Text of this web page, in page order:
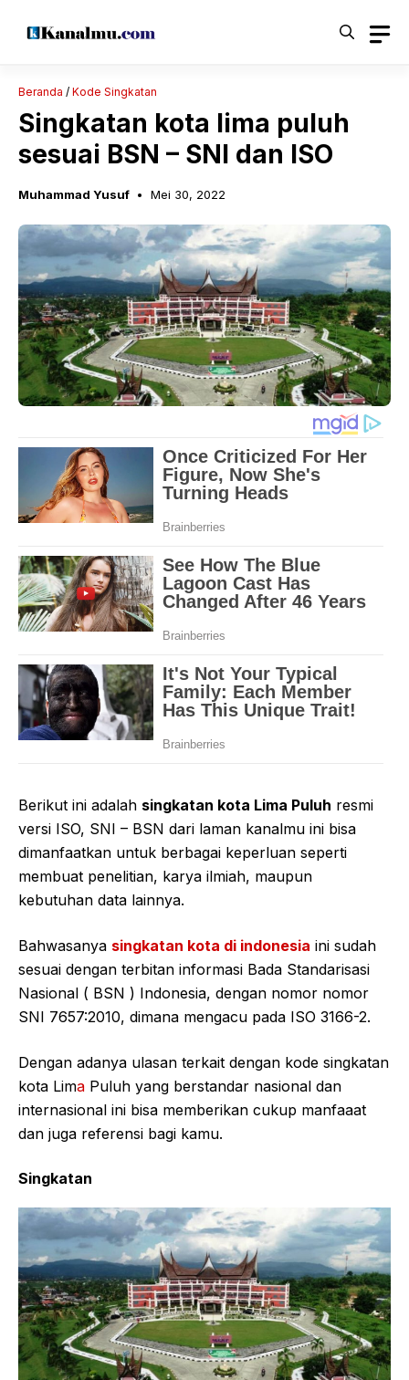
Beranda / Kode Singkatan
Singkatan kota lima puluh
sesuai BSN – SNI dan ISO
Muhammad Yusuf Mei 30, 2022
Berikut ini adalah singkatan kota Lima Puluh resmi
versi ISO, SNI – BSN dari laman kanalmu ini bisa
dimanfaatkan untuk berbagai keperluan seperti
membuat penelitian, karya ilmiah, maupun
kebutuhan data lainnya.
Bahwasanya singkatan kota di indonesia ini sudah
sesuai dengan terbitan informasi Bada Standarisasi
Nasional ( BSN ) Indonesia, dengan nomor nomor
SNI 7657:2010, dimana mengacu pada ISO 3166-2.
Dengan adanya ulasan terkait dengan kode singkatan
kota Lima Puluh yang berstandar nasional dan
internasional ini bisa memberikan cukup manfaaat
dan juga referensi bagi kamu.
Singkatan